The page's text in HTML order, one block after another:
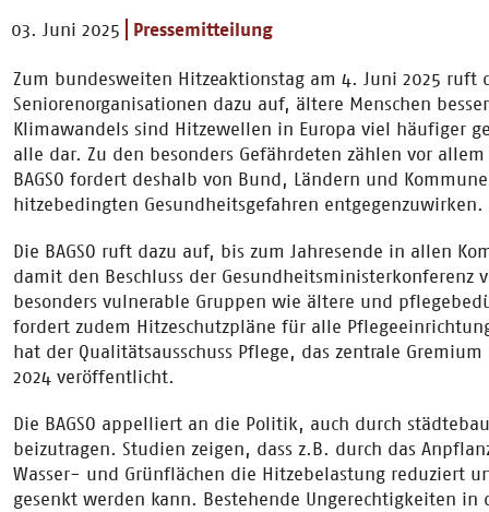
03. Juni 2025 Pressemitteilung
Zum bundesweiten Hitzeaktionstag am 4. Juni 2025 ruft
Seniorenorganisationen dazu auf, ältere Menschen
Klimawandels sind Hitzewellen in Europa viel häufiger
alle dar. Zu den besonders Gefährdeten zählen vor
BAGSO fordert deshalb von Bund, Ländern und
hitzebedingten Gesundheitsgefahren entgegenzuwirken.
Die BAGSO ruft dazu auf, bis zum Jahresende in allen
damit den Beschluss der Gesundheitsministerkonferenz
besonders vulnerable Gruppen wie ältere und
fordert zudem Hitzeschutzpläne für alle
hat der Qualitätsausschuss Pflege, das zentrale
2024 veröffentlicht.
Die BAGSO appelliert an die Politik, auch durch
beizutragen. Studien zeigen, dass z.B. durch das
Wasser- und Grünflächen die Hitzebelastung reduziert
gesenkt werden kann. Bestehende Ungerechtigkeiten